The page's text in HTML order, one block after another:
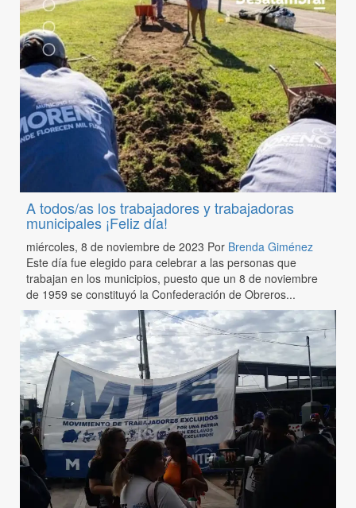
A todos/as los trabajadores y trabajadoras
municipales ¡Feliz día!
miércoles, 8 de noviembre de 2023 Por Brenda Giménez
Este día fue elegido para celebrar a las personas que
trabajan en los municipios, puesto que un 8 de noviembre
de 1959 se constituyó la Confederación de Obreros...